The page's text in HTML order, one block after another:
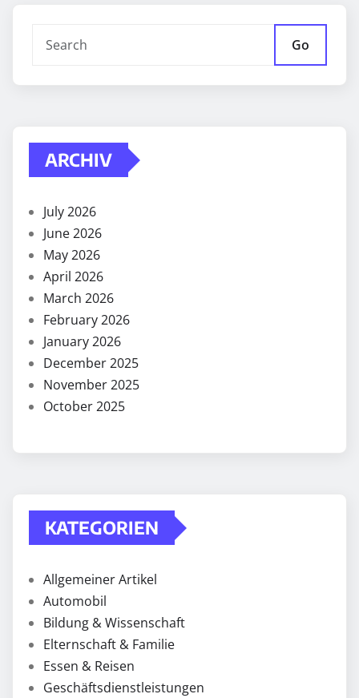
Go
ARCHIV
July 2026
June 2026
May 2026
April 2026
March 2026
February 2026
January 2026
December 2025
November 2025
October 2025
KATEGORIEN
Allgemeiner Artikel
Automobil
Bildung & Wissenschaft
Elternschaft & Familie
Essen & Reisen
Geschäftsdienstleistungen